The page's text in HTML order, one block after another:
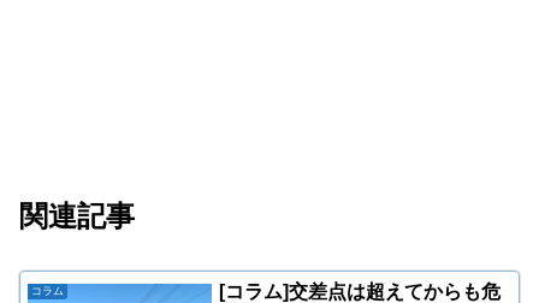
関連記事
コラム
[コラム]交差点は超えてからも危